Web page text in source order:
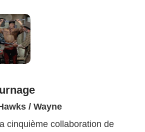
/ Wayne
cinquième collaboration de